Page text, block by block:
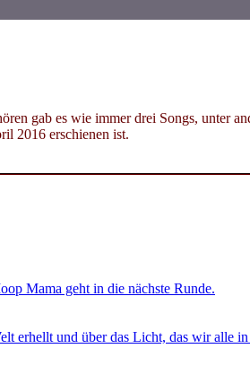
gab es wie immer drei Songs, unter
2016 erschienen ist.
Mama geht in die nächste Runde.
erhellt und über das Licht, das wir alle in